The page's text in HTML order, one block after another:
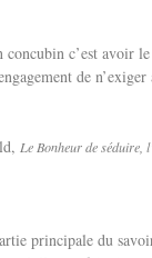
c’est avoir
de n’exiger
Le Bonheur de séduire,
principale du